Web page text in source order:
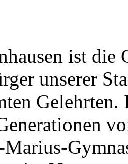
ist die
unserer
Marius-